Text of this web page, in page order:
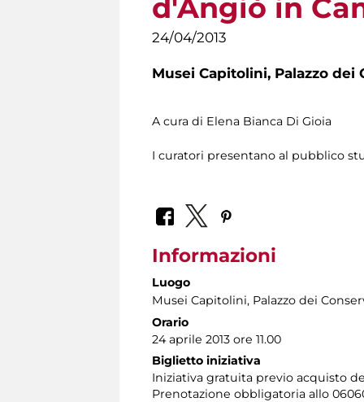
d'Angiò in
24/04/2013
Musei Capitolini, Palazzo dei
A cura di Elena Bianca Di Gioia
I curatori presentano al pubblico
Informazioni
Luogo
Musei Capitolini, Palazzo dei
Orario
24 aprile 2013 ore 11.00
Biglietto iniziativa
Iniziativa gratuita previo acquisto
Prenotazione obbligatoria allo